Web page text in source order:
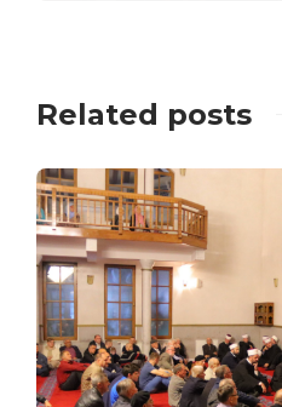
Related posts